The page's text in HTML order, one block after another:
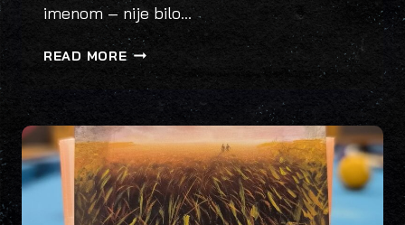
imenom – nije bilo…
READ MOREPOGODI
TKO
SAM
ŠAŠAVI
NADIMCI
GRČKIH
BOGOVA